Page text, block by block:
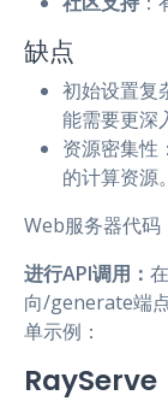
缺点
初始设置复
能需要更深
资源密集性
的计算资源。
Web服务器代码
进行API调用：
向/generate端
单示例：
RayServe